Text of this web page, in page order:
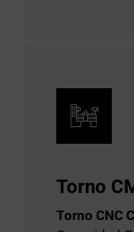
Torno
Torno CNC